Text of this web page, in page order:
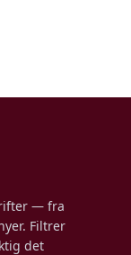
— fra
Filtrer
det